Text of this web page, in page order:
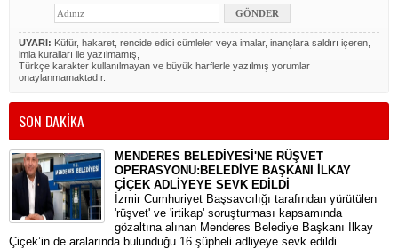
UYARI: Küfür, hakaret, rencide edici cümleler veya imalar, inançlara saldırı içeren,
imla kuralları ile yazılmamış,
Türkçe karakter kullanılmayan ve büyük harflerle yazılmış yorumlar
onaylanmamaktadır.
SON DAKİKA
MENDERES BELEDİYESİ'NE RÜŞVET
OPERASYONU:BELEDİYE BAŞKANI İLKAY
ÇİÇEK ADLİYEYE SEVK EDİLDİ
​İzmir Cumhuriyet Başsavcılığı tarafından yürütülen
'rüşvet' ve 'irtikap' soruşturması kapsamında
gözaltına alınan Menderes Belediye Başkanı İlkay
Çiçek’in de aralarında bulunduğu 16 şüpheli adliyeye sevk edildi.